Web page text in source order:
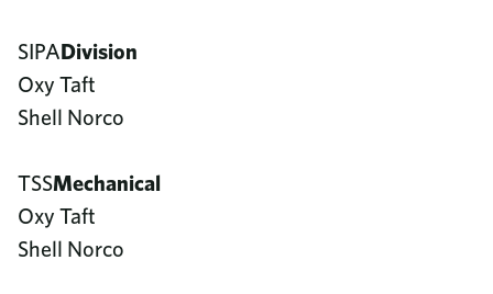
SIPADivision
Oxy Taft
Shell Norco
TSSMechanical
Oxy Taft
Shell Norco